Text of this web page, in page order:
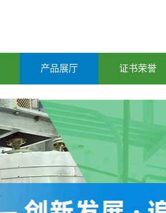
产品展厅 证书荣誉